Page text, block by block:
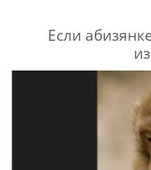
Если